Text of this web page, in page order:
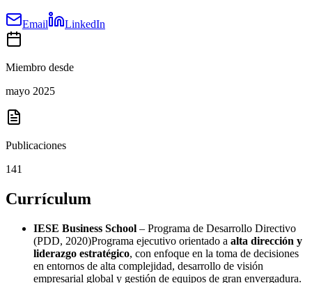
Email LinkedIn
Miembro desde
mayo 2025
Publicaciones
141
Currículum
IESE Business School – Programa de Desarrollo Directivo
(PDD, 2020)Programa ejecutivo orientado a alta dirección y
liderazgo estratégico, con enfoque en la toma de decisiones
en entornos de alta complejidad, desarrollo de visión
empresarial global y gestión de equipos de gran envergadura.